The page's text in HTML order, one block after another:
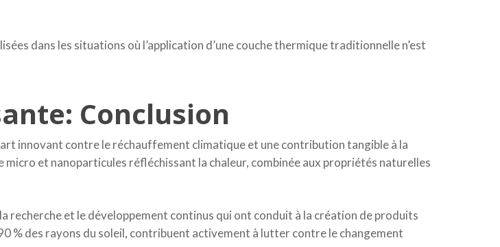
dans les situations où l’application d’une couche thermique traditionnelle n’est
Conclusion
innovant contre le réchauffement climatique et une contribution tangible à la
et nanoparticules réfléchissant la chaleur, combinée aux propriétés naturelles
recherche et le développement continus qui ont conduit à la création de produits
% des rayons du soleil, contribuent activement à lutter contre le changement